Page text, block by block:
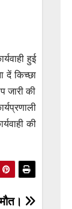
हुई
दें किच्छा
जारी की
की